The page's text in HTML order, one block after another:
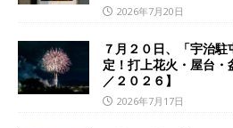
2026年7月20日
７月２０日、「宇治
定！打上花火・屋台
／２０２６】
2026年7月17日